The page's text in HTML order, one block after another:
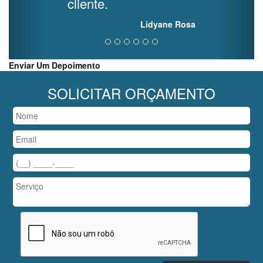
Lidyane Rosa
Enviar Um Depoimento
SOLICITAR ORÇAMENTO